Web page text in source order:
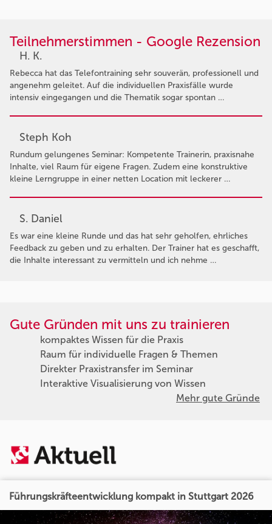
Teilnehmerstimmen - Google Rezension
H. K.
Rebecca hat das Telefontraining sehr souverän, professionell und
angenehm geleitet. Auf die individuellen Praxisfälle wurde
intensiv eingegangen und die Thematik sogar spontan …
Steph Koh
Rundum gelungenes Seminar: Kompetente Trainerin, praxisnahe
Inhalte, viel Raum für eigene Fragen. Zudem eine konstruktive
kleine Lerngruppe in einer netten Location mit leckerer …
S. Daniel
Es war eine kleine Runde und das hat sehr geholfen, ehrliches
Feedback zu geben und zu erhalten. Der Trainer hat es geschafft,
die Inhalte interessant zu vermitteln und ich nehme …
Gute Gründen mit uns zu trainieren
kompaktes Wissen für die Praxis
Raum für individuelle Fragen & Themen
Direkter Praxistransfer im Seminar
Interaktive Visualisierung von Wissen
Mehr gute Gründe
Führungskräfteentwicklung kompakt in Stuttgart 2026